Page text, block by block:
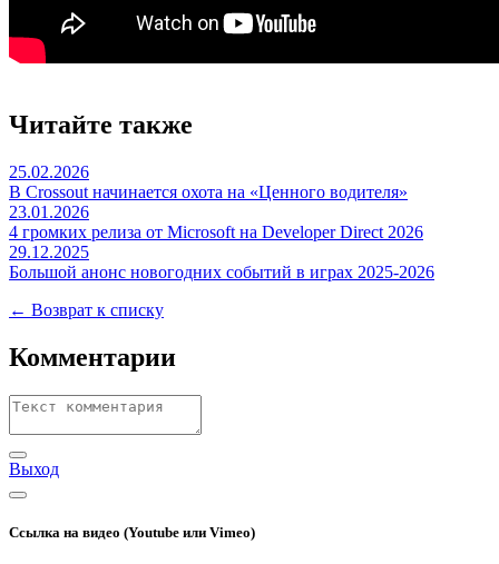
Читайте также
25.02.2026
В Crossout начинается охота на «Ценного водителя»
23.01.2026
4 громких релиза от Microsoft на Developer Direct 2026
29.12.2025
Большой анонс новогодних событий в играх 2025-2026
← Возврат к списку
Комментарии
Выход
Ссылка на видео (Youtube или Vimeo)